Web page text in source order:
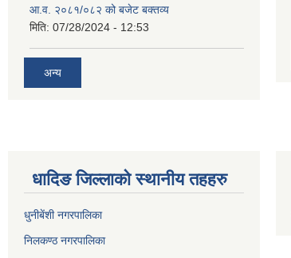
आ.व. २०८१/०८२ को बजेट बक्तव्य
मिति: 07/28/2024 - 12:53
अन्य
धादिङ जिल्लाकाे स्थानीय तहहरु
धुनीबेंशी नगरपालिका
निलकण्ठ नगरपालिका